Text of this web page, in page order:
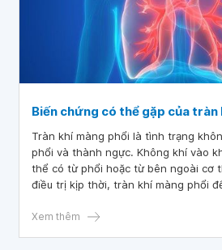
Biến chứng có thể gặp của tràn
Tràn khí màng phổi là tình trạng
phổi và thành ngực. Không khí vào
thể có từ phổi hoặc từ bên ngoài cơ
điều trị kịp thời, tràn khí màng phổi
Xem thêm